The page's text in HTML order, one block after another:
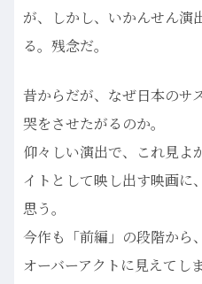
が、しかし、いかんせん演
る。残念だ。
昔からだが、なぜ日本のサ
哭をさせたがるのか。
仰々しい演出で、これ見よ
イトとして映し出す映画に
思う。
今作も「前編」の段階から
オーバーアクトに見えてし